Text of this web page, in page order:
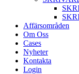
Affärsområden
Om Oss
Cases
Nyheter
Kontakta
Login